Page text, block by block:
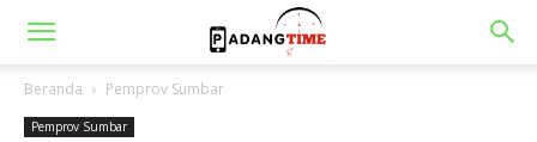
Beranda Pemprov Sumbar
Pemprov Sumbar